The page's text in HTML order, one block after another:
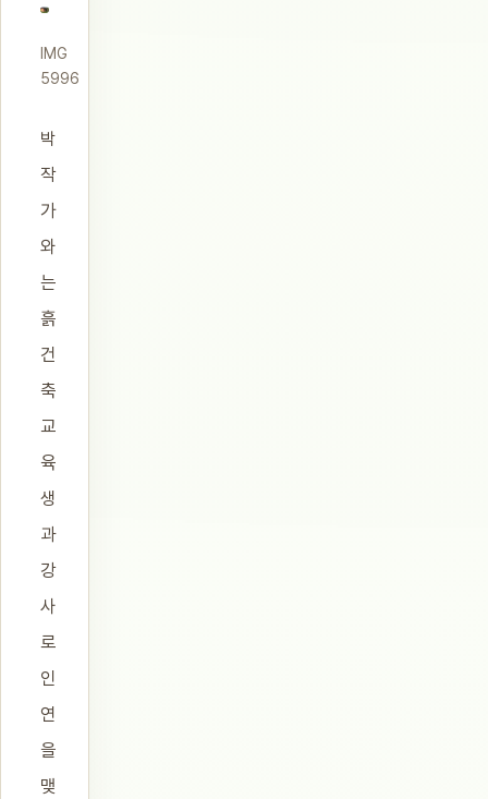
IMG
5996
박
작
가
와
는
흙
건
축
교
육
생
과
강
사
로
인
연
을
맺